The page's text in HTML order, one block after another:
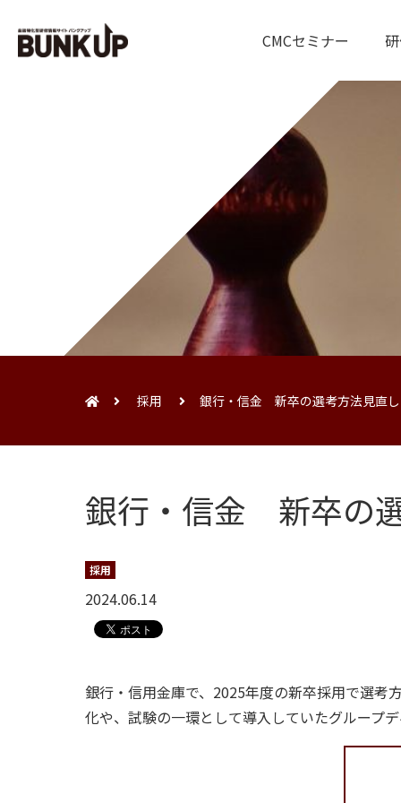
CMCセミナー
採用 銀行・信金 新卒の選考方法見直
銀行・信金 新卒の
採用
2024.06.14
銀行・信用金庫で、2025年度の新卒採用で選考
化や、試験の一環として導入していたグループ